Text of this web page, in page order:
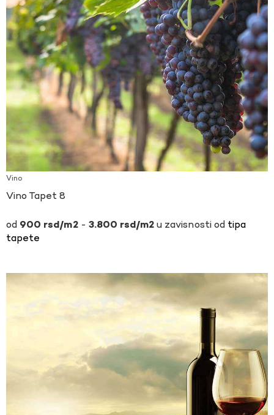
Vino
Vino Tapet 8
900 rsd - 3.800 rsd u zavisnosti od tipa
tapete